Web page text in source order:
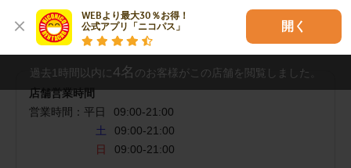
WEBより最大30％お得！
公式アプリ「ニコパス」
開く
千歳船橋駅店でご予約（空車検索）
店舗営業時間
営業時間： 平日 09:00-21:00
土
09:00-21:00
日
09:00-21:00
過去1時間以内に 4名 のお客様がこの店舗を閲覧しました。